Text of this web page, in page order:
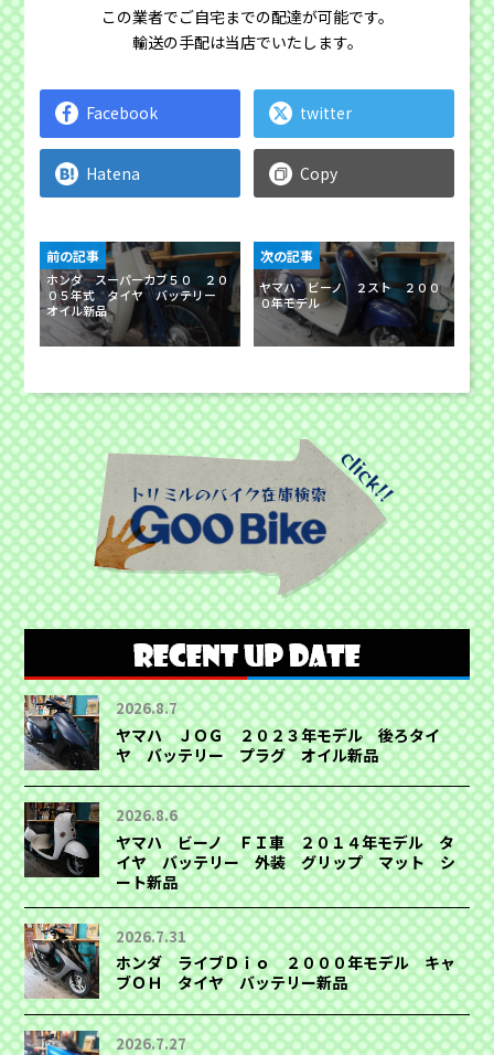
この業者でご自宅までの配達が可能です。
輸送の手配は当店でいたします。
Facebook twitter
Hatena Copy
ホンダ スーパーカブ５０ ２０
０５年式 タイヤ バッテリー
オイル新品
前の記事
ヤマハ ビーノ ２スト ２００
０年モデル
次の記事
2026.8.7
ヤマハ ＪＯＧ ２０２３年モデル 後ろタイ
ヤ バッテリー プラグ オイル新品
2026.8.6
ヤマハ ビーノ ＦＩ車 ２０１４年モデル タ
イヤ バッテリー 外装 グリップ マット シ
ート新品
2026.7.31
ホンダ ライブＤｉｏ ２０００年モデル キャ
ブＯＨ タイヤ バッテリー新品
2026.7.27